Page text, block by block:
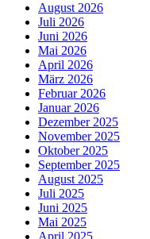
August 2026
Juli 2026
Juni 2026
Mai 2026
April 2026
März 2026
Februar 2026
Januar 2026
Dezember 2025
November 2025
Oktober 2025
September 2025
August 2025
Juli 2025
Juni 2025
Mai 2025
April 2025